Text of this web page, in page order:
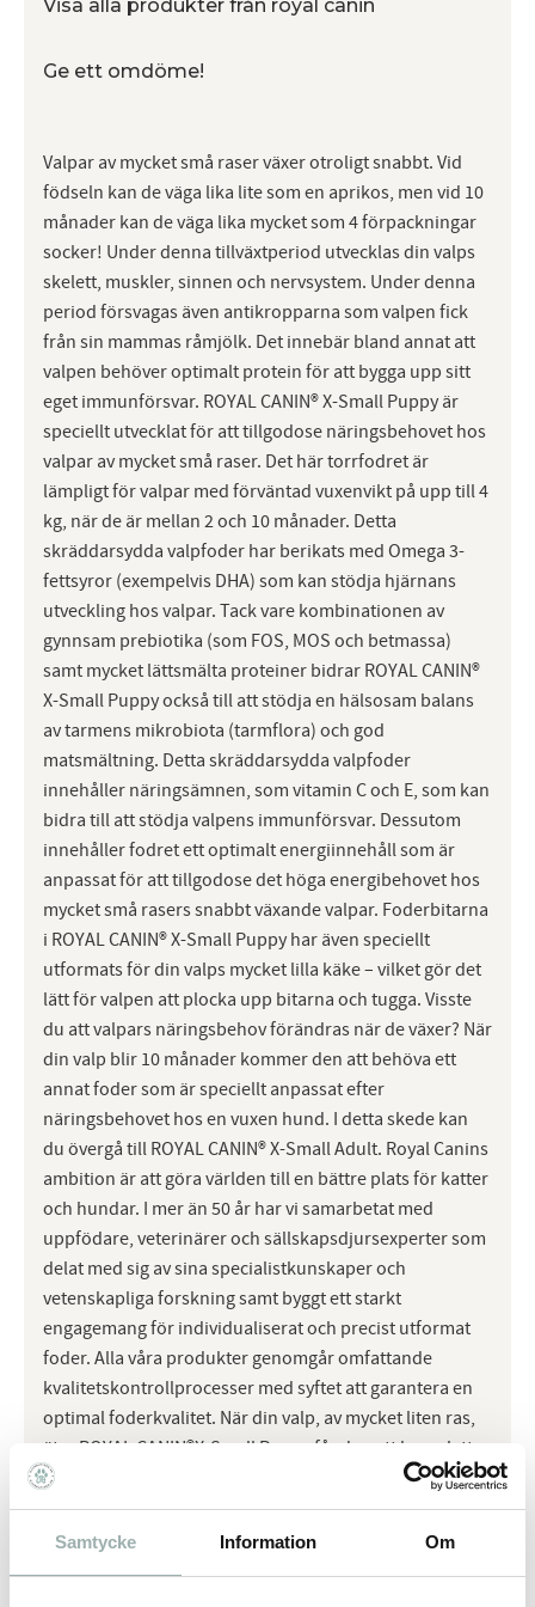
Samtycke Information Om
Visa alla produkter från royal canin
Ge ett omdöme!
Valpar av mycket små raser växer otroligt snabbt. Vid
födseln kan de väga lika lite som en aprikos, men vid 10
månader kan de väga lika mycket som 4 förpackningar
socker! Under denna tillväxtperiod utvecklas din valps
skelett, muskler, sinnen och nervsystem. Under denna
period försvagas även antikropparna som valpen fick
från sin mammas råmjölk. Det innebär bland annat att
valpen behöver optimalt protein för att bygga upp sitt
eget immunförsvar. ROYAL CANIN® X-Small Puppy är
speciellt utvecklat för att tillgodose näringsbehovet hos
valpar av mycket små raser. Det här torrfodret är
lämpligt för valpar med förväntad vuxenvikt på upp till 4
kg, när de är mellan 2 och 10 månader. Detta
skräddarsydda valpfoder har berikats med Omega 3-
fettsyror (exempelvis DHA) som kan stödja hjärnans
utveckling hos valpar. Tack vare kombinationen av
gynnsam prebiotika (som FOS, MOS och betmassa)
samt mycket lättsmälta proteiner bidrar ROYAL CANIN®
X-Small Puppy också till att stödja en hälsosam balans
av tarmens mikrobiota (tarmflora) och god
matsmältning. Detta skräddarsydda valpfoder
innehåller näringsämnen, som vitamin C och E, som kan
bidra till att stödja valpens immunförsvar. Dessutom
innehåller fodret ett optimalt energiinnehåll som är
anpassat för att tillgodose det höga energibehovet hos
mycket små rasers snabbt växande valpar. Foderbitarna
i ROYAL CANIN® X-Small Puppy har även speciellt
utformats för din valps mycket lilla käke – vilket gör det
lätt för valpen att plocka upp bitarna och tugga. Visste
du att valpars näringsbehov förändras när de växer? När
din valp blir 10 månader kommer den att behöva ett
annat foder som är speciellt anpassat efter
näringsbehovet hos en vuxen hund. I detta skede kan
du övergå till ROYAL CANIN® X-Small Adult. Royal Canins
ambition är att göra världen till en bättre plats för katter
och hundar. I mer än 50 år har vi samarbetat med
uppfödare, veterinärer och sällskapsdjursexperter som
delat med sig av sina specialistkunskaper och
vetenskapliga forskning samt byggt ett starkt
engagemang för individualiserat och precist utformat
foder. Alla våra produkter genomgår omfattande
kvalitetskontrollprocesser med syftet att garantera en
optimal foderkvalitet. När din valp, av mycket liten ras,
äter ROYAL CANIN®X-Small Puppy får den ett komplett
och balanserat helfoder.
Age
(month)
2 months3 4 5 6 7 8 9 1011